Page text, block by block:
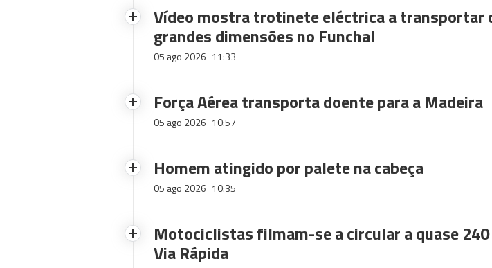
Vídeo mostra trotinete eléctrica a transportar
grandes dimensões no Funchal
05 ago 2026 11:33
Força Aérea transporta doente para a Madeira
05 ago 2026 10:57
Homem atingido por palete na cabeça
05 ago 2026 10:35
Motociclistas filmam-se a circular a quase
Via Rápida